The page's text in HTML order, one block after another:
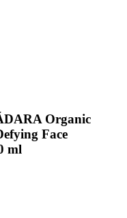
Organic
Face
ml